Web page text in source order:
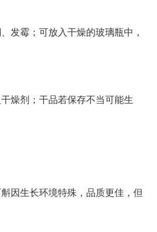
霉；可放入干燥的玻璃瓶中，
燥剂；干品若保存不当可能生
生长环境特殊，品质更佳，但